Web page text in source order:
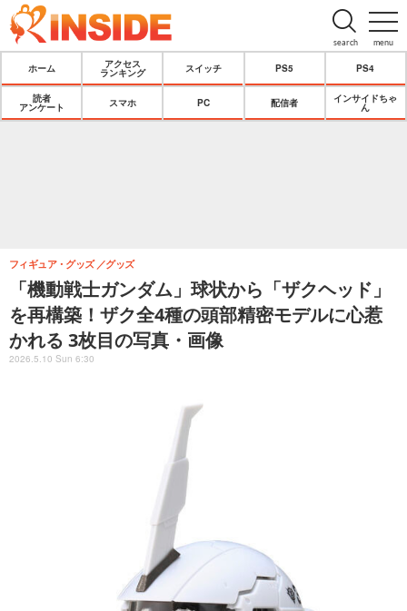
menu
search
ホーム
アクセス
ランキング
スイッチ PS5 PS4
読者
アンケート
スマホ PC 配信者
インサイドちゃ
ん
「機動戦士ガンダム」球状から「ザクヘッド」
を再構築！ザク全4種の頭部精密モデルに心惹
かれる 3枚目の写真・画像
フィギュア・グッズ グッズ
2026.5.10 Sun 6:30